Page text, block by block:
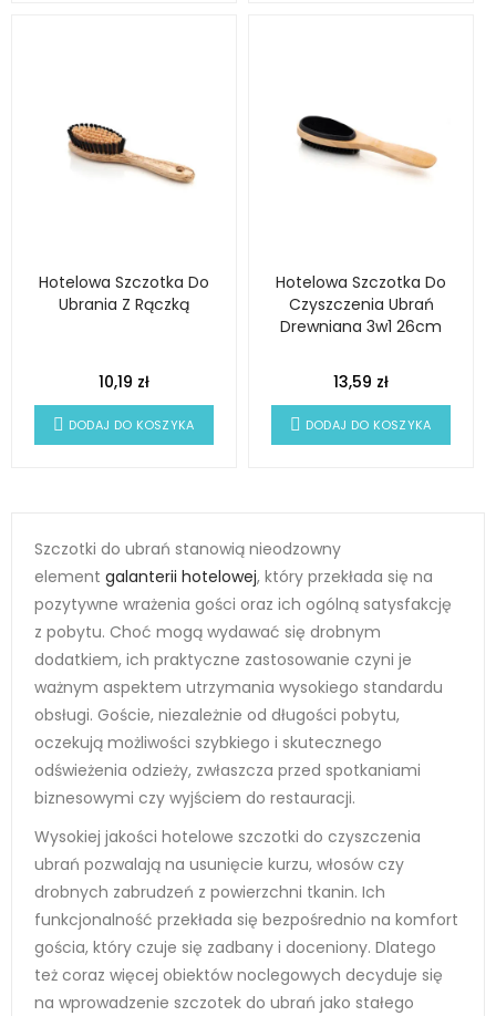
Szczotki do ubrań stanowią nieodzowny
element galanterii hotelowej, który przekłada się na
pozytywne wrażenia gości oraz ich ogólną satysfakcję
z pobytu. Choć mogą wydawać się drobnym
dodatkiem, ich praktyczne zastosowanie czyni je
ważnym aspektem utrzymania wysokiego standardu
obsługi. Goście, niezależnie od długości pobytu,
oczekują możliwości szybkiego i skutecznego
odświeżenia odzieży, zwłaszcza przed spotkaniami
biznesowymi czy wyjściem do restauracji.
Wysokiej jakości hotelowe szczotki do czyszczenia
ubrań pozwalają na usunięcie kurzu, włosów czy
drobnych zabrudzeń z powierzchni tkanin. Ich
funkcjonalność przekłada się bezpośrednio na komfort
gościa, który czuje się zadbany i doceniony. Dlatego
też coraz więcej obiektów noclegowych decyduje się
na wprowadzenie szczotek do ubrań jako stałego
Hotelowa Szczotka Do
Ubrania Z Rączką
10,19 zł
DODAJ DO KOSZYKA
Hotelowa Szczotka Do
Czyszczenia Ubrań
Drewniana 3w1 26cm
13,59 zł
DODAJ DO KOSZYKA